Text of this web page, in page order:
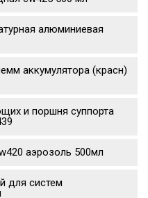
алюминиевая
аккумулятора (красн)
и поршня суппорта
аэрозоль 500мл
для систем